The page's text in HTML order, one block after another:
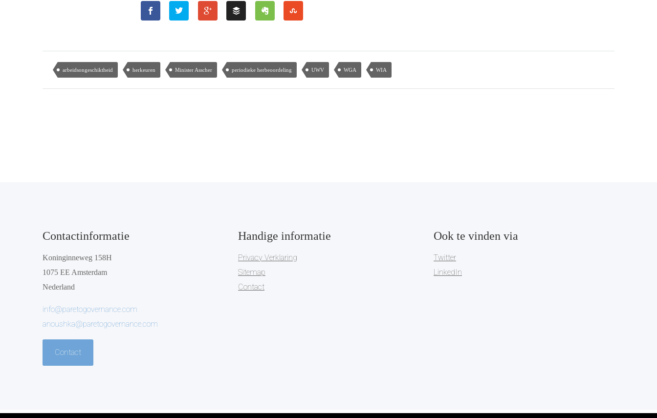
arbeidsongeschiktheid herkeuren Minister Asscher periodieke herbeoordeling UWV WGA WIA
Contactinformatie
Koninginneweg 158H
1075 EE Amsterdam
Nederland
info@paretogovernance.com
anoushka@paretogovernance.com
Contact
Handige informatie
Privacy Verklaring
Sitemap
Contact
Ook te vinden via
Twitter
LinkedIn